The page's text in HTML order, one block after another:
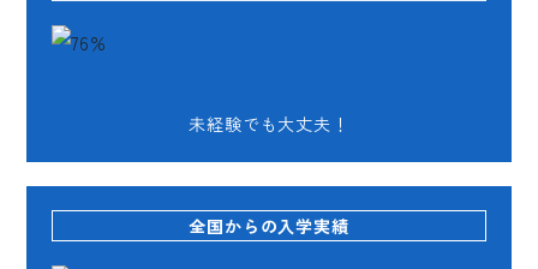
未経験でも大丈夫！
全国からの入学実績